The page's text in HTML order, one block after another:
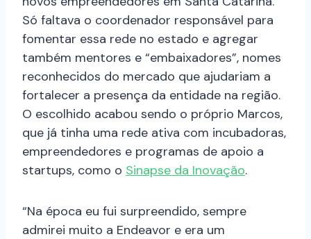
Só faltava o coordenador responsável para
fomentar essa rede no estado e agregar
também mentores e “embaixadores”, nomes
reconhecidos do mercado que ajudariam a
fortalecer a presença da entidade na região.
O escolhido acabou sendo o próprio Marcos,
que já tinha uma rede ativa com incubadoras,
empreendedores e programas de apoio a
startups, como o Sinapse da Inovação.
“Na época eu fui surpreendido, sempre
admirei muito a Endeavor e era um